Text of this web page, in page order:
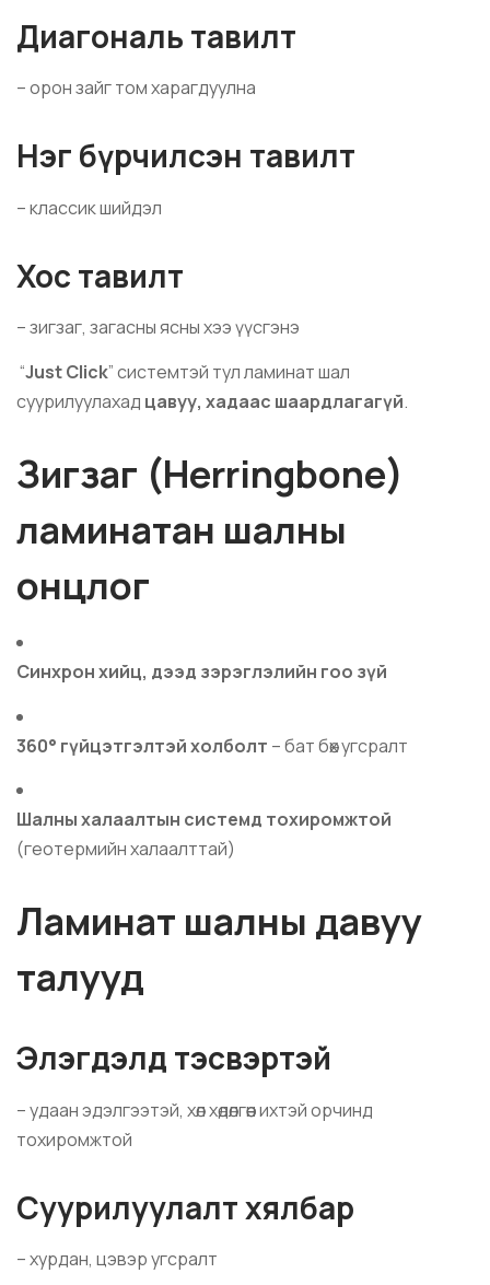
Диагональ тавилт
– орон зайг том харагдуулна
Нэг бүрчилсэн тавилт
– классик шийдэл
Хос тавилт
– зигзаг, загасны ясны хээ үүсгэнэ
“Just Click” системтэй тул ламинат шал
суурилуулахад цавуу, хадаас шаардлагагүй.
Зигзаг (Herringbone)
ламинатан шалны
онцлог
Синхрон хийц, дээд зэрэглэлийн гоо зүй
360° гүйцэтгэлтэй холболт – бат бөх угсралт
Шалны халаалтын системд тохиромжтой
(геотермийн халаалттай)
Ламинат шалны давуу
талууд
Элэгдэлд тэсвэртэй
– удаан эдэлгээтэй, хөл хөдөлгөөн ихтэй орчинд
тохиромжтой
Суурилуулалт хялбар
– хурдан, цэвэр угсралт